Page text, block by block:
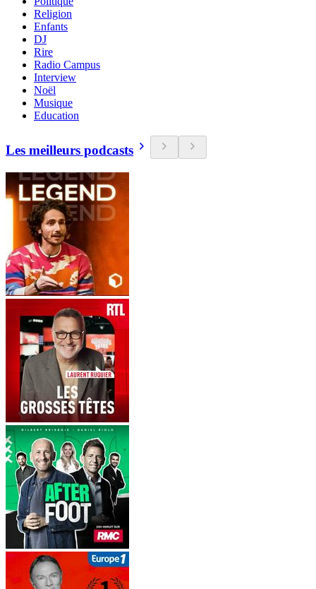
Religion
Enfants
DJ
Rire
Radio Campus
Interview
Noël
Musique
Education
Les meilleurs podcasts